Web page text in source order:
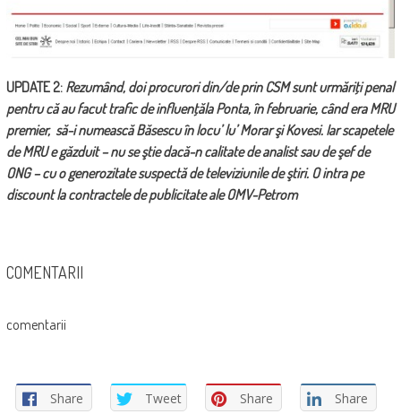
UPDATE 2: Rezumând, doi procurori din/de prin CSM sunt urmăriţi penal
pentru că au facut trafic de influenţăla Ponta,în februarie, când era MRU
premier, să-i numească Băsescu în locu’ lu’ Morar şi Kovesi. Iar scapetele
de MRU e găzduit – nu se ştie dacă-n calitate de analist sau de şef de
ONG – cu o generozitate suspectă de televiziunile de ştiri. O intra pe
discount la contractele de publicitate ale OMV-Petrom
COMENTARII
comentarii
Share Tweet Share Share